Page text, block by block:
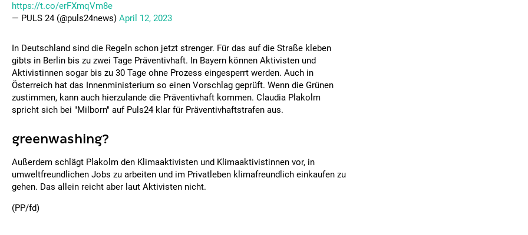
https://t.co/erFXmqVm8e
— PULS 24 (@puls24news) April 12, 2023
In Deutschland sind die Regeln schon jetzt strenger. Für das auf die Straße kleben
gibts in Berlin bis zu zwei Tage Präventivhaft. In Bayern können Aktivisten und
Aktivistinnen sogar bis zu 30 Tage ohne Prozess eingesperrt werden. Auch in
Österreich hat das Innenministerium so einen Vorschlag geprüft. Wenn die Grünen
zustimmen, kann auch hierzulande die Präventivhaft kommen. Claudia Plakolm
spricht sich bei "Milborn" auf Puls24 klar für Präventivhaftstrafen aus.
greenwashing?
Außerdem schlägt Plakolm den Klimaaktivisten und Klimaaktivistinnen vor, in
umweltfreundlichen Jobs zu arbeiten und im Privatleben klimafreundlich einkaufen zu
gehen. Das allein reicht aber laut Aktivisten nicht.
(PP/fd)